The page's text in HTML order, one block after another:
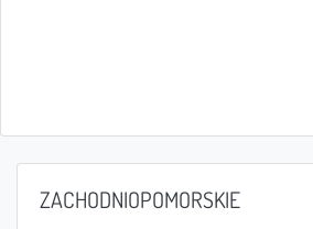
ZACHODNIOPOMORSKIE